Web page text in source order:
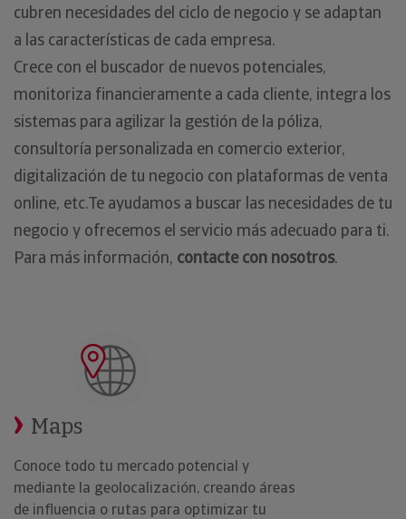
cubren necesidades del ciclo de negocio y se adaptan
a las características de cada empresa.
Crece con el buscador de nuevos potenciales,
monitoriza financieramente a cada cliente, integra los
sistemas para agilizar la gestión de la póliza,
consultoría personalizada en comercio exterior,
digitalización de tu negocio con plataformas de venta
online, etc.Te ayudamos a buscar las necesidades de tu
negocio y ofrecemos el servicio más adecuado para ti.
Para más información, contacte con nosotros.
Maps
Conoce todo tu mercado potencial y
mediante la geolocalización, creando áreas
de influencia o rutas para optimizar tu